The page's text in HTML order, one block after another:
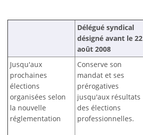
Délégué syndical
désigné avant le 22
août 2008
Jusqu'aux
prochaines
élections
organisées selon
la nouvelle
réglementation
Conserve son
mandat et ses
prérogatives
jusqu'aux résultats
des élections
professionnelles.